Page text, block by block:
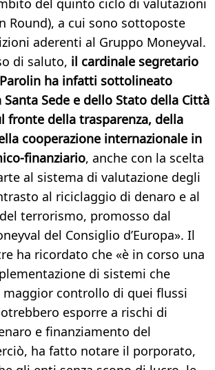
del quinto ciclo di valutazioni
Round), a cui sono sottoposte
aderenti al Gruppo Moneyval.
di saluto, il cardinale segretario
ha infatti sottolineato
Santa Sede e dello Stato della Città
fronte della trasparenza, della
cooperazione internazionale in
finanziario, anche con la scelta
al sistema di valutazione degli
al riciclaggio di denaro e al
terrorismo, promosso dal
del Consiglio d’Europa». Il
ha ricordato che «è in corso una
di sistemi che
controllo di quei flussi
esporre a rischi di
e finanziamento del
ha fatto notare il porporato,